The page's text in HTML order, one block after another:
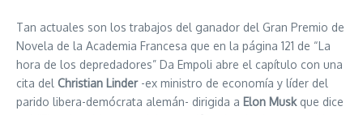
Tan actuales son los trabajos del ganador del Gran Premio de
Novela de la Academia Francesa que en la página 121 de “La
hora de los depredadores” Da Empoli abre el capítulo con una
cita del Christian Linder-ex ministro de economía y líder del
parido libera-demócrata alemán- dirigida a Elon Musk que dice